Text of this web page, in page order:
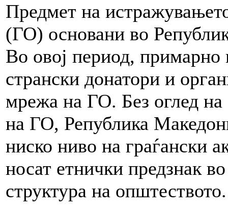
Предмет на
(ГО) основани во
Во овој период, примарно
странски донатори и
мрежа на ГО. Без оглед на
на ГО, Република
ниско ниво на граѓански
носат етнички предзнак
структура на општеството.